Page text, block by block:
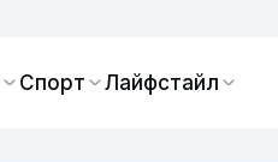
Спорт Лайфстайл